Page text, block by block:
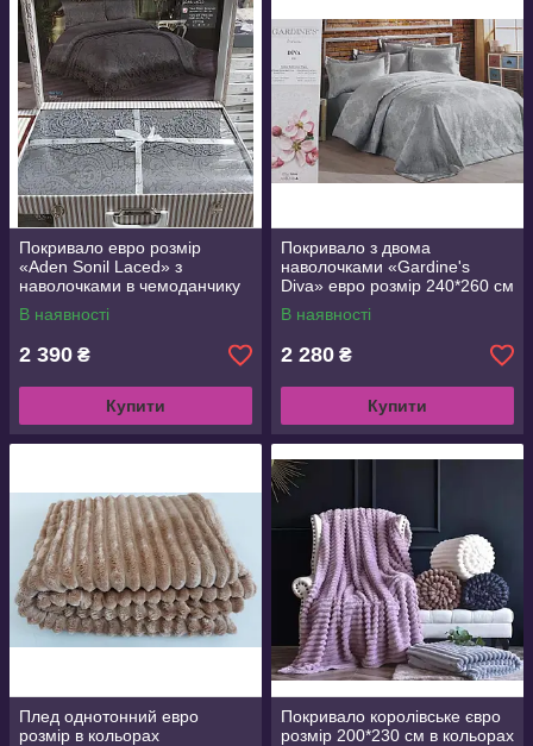
Покривало евро розмір
«Aden Sonil Laced» з
наволочками в чемоданчику
В наявності
2 390 ₴
Купити
Покривало з двома
наволочками «Gardine's
Diva» евро розмір 240*260 см
В наявності
2 280 ₴
Купити
Плед однотонний евро
розмір в кольорах
Покривало королівське євро
розмір 200*230 см в кольорах